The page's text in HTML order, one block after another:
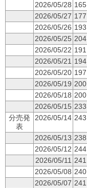
2026/05/28 165
2026/05/27 177
2026/05/26 193
2026/05/25 204
2026/05/22 191
2026/05/21 194
2026/05/20 197
2026/05/19 200
2026/05/18 200
2026/05/15 233
分売発
表
2026/05/14 243
2026/05/13 238
2026/05/12 244
2026/05/11 241
2026/05/08 240
2026/05/07 241